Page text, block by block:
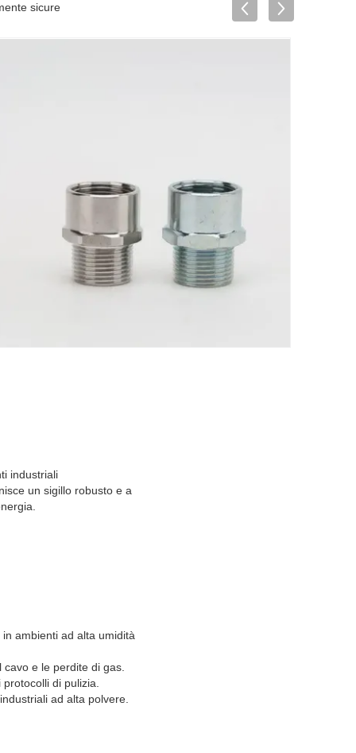
sicure
industriali
un sigillo robusto e a
ambienti ad alta umidità
e le perdite di gas.
di pulizia.
ad alta polvere.